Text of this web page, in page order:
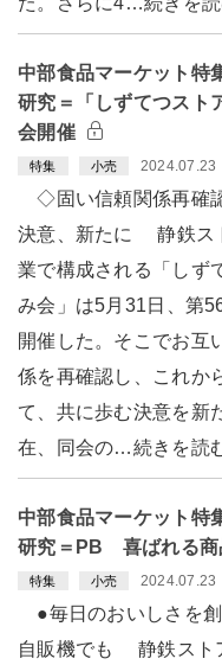
中部食品マーケット特
研究＝「しずてつスト
会開催
特集 小売 2024.07.23
◇固い信頼関係再確
決意、新たに 静鉄ス
業で構成される「しず
み会」は5月31日、第
開催した。そこでお互
係を再確認し、これか
て、共に歩む決意を新
在、同会の…続きを読
中部食品マーケット特
研究＝PB 喜ばれる商
特集 小売 2024.07.23
●毎日のおいしさを
自販機でも 静鉄スト